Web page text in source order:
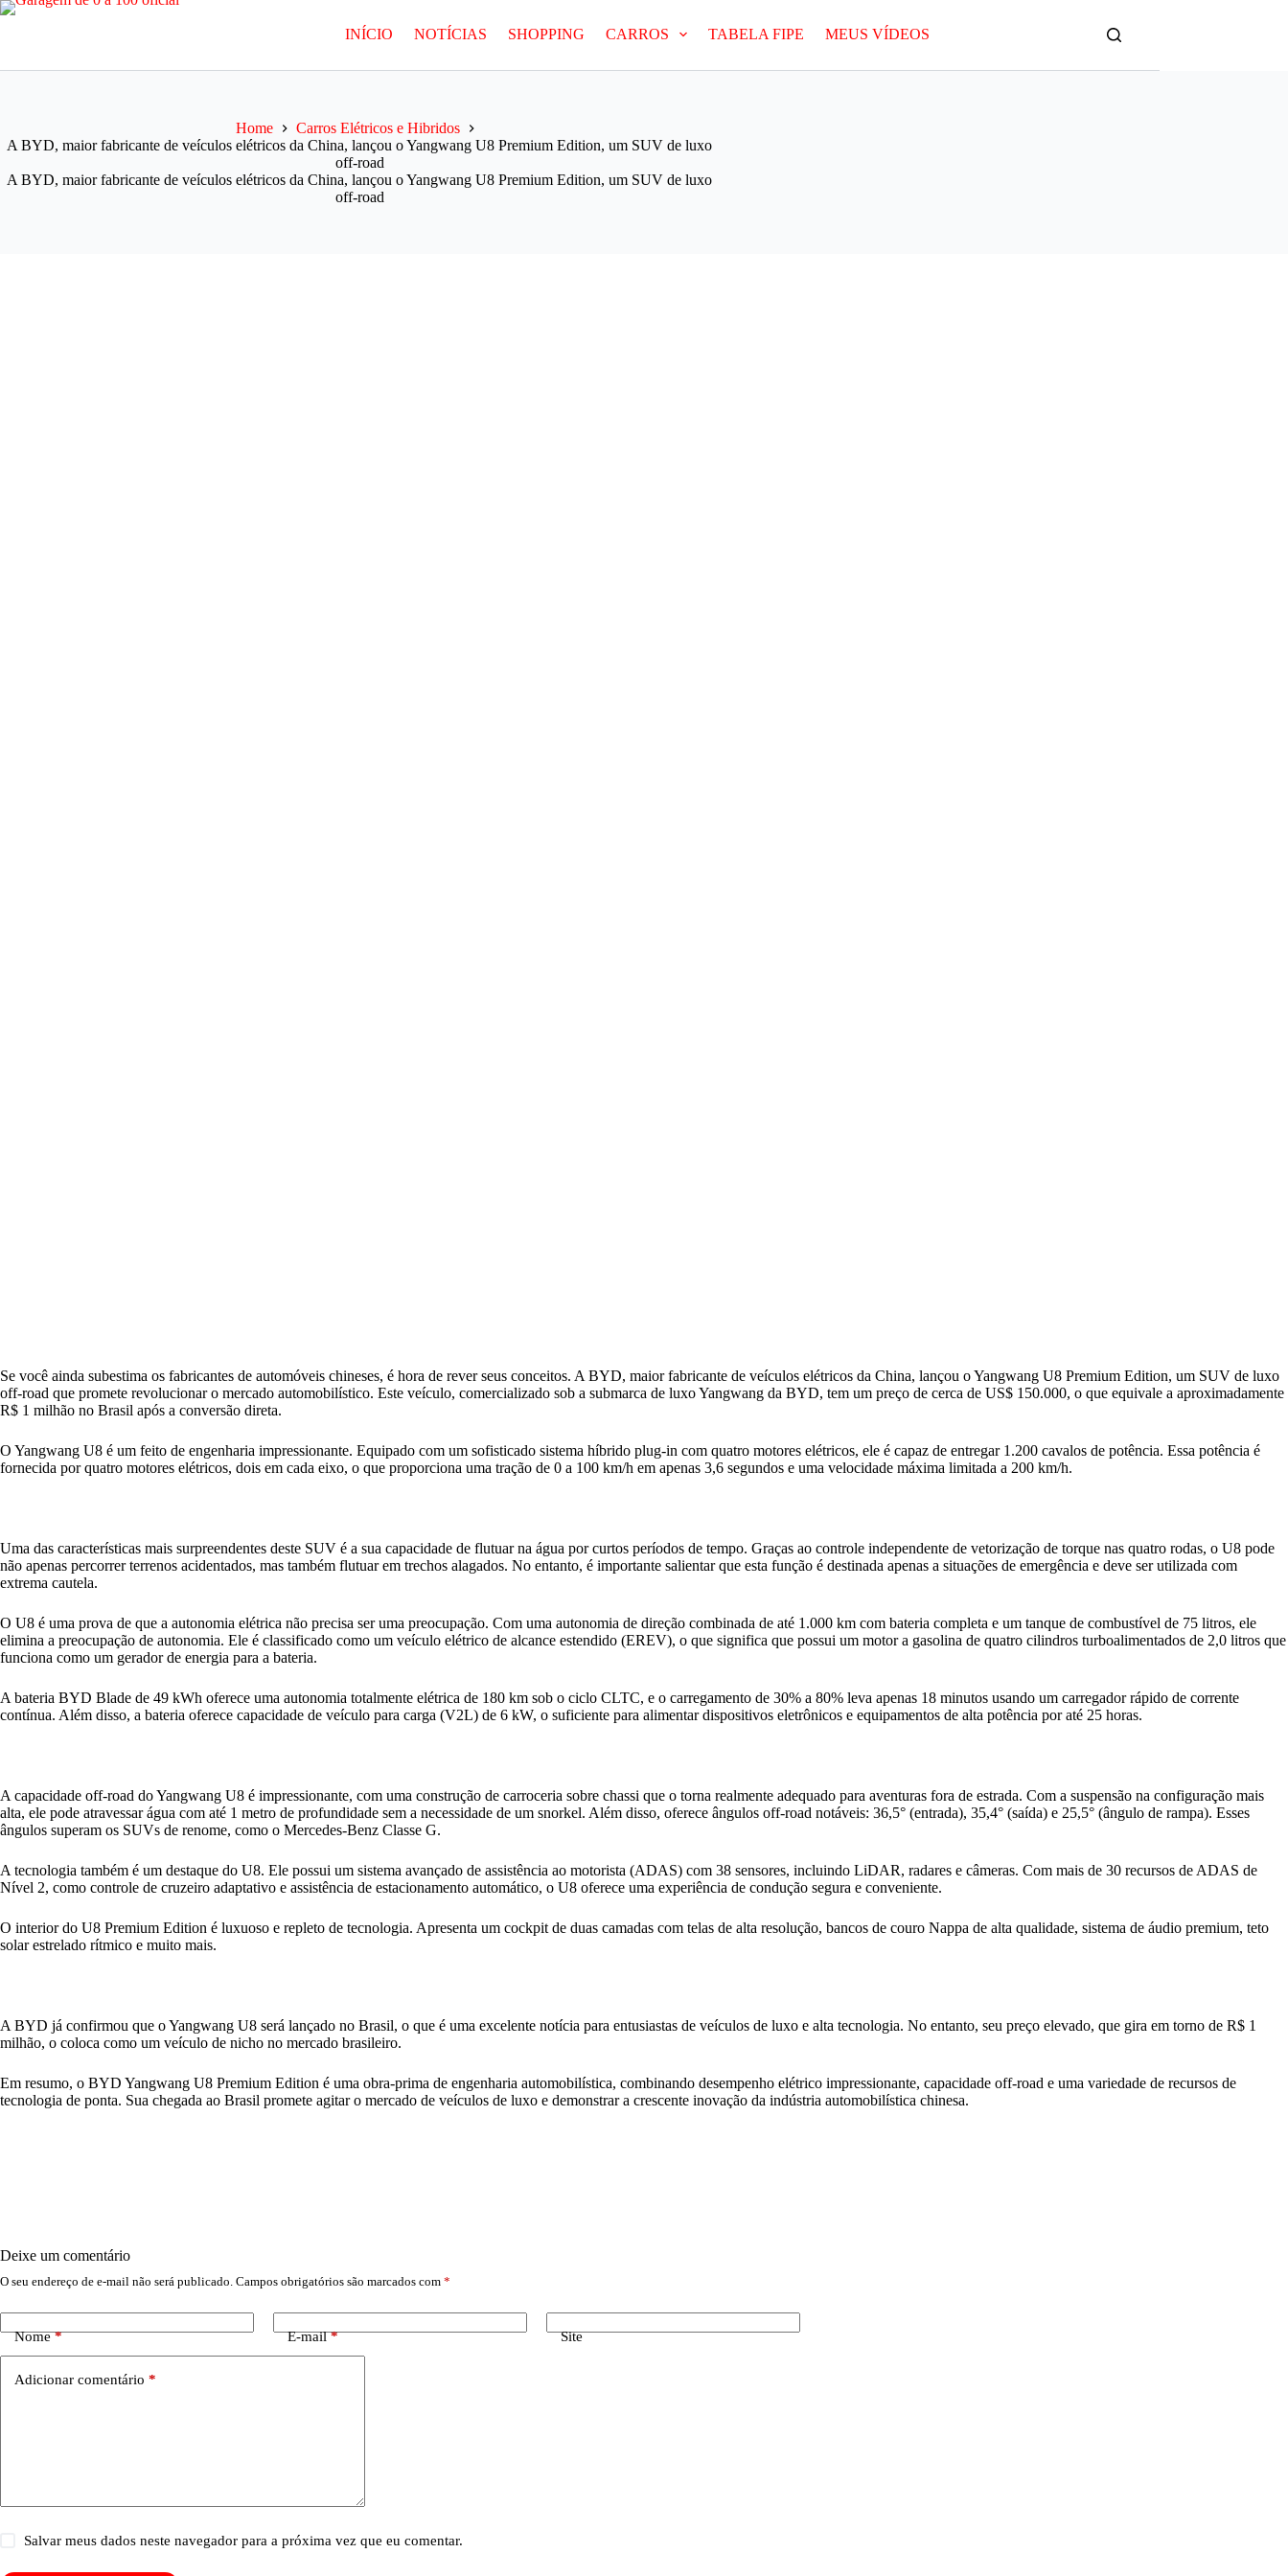
Pular
INÍCIO NOTÍCIAS SHOPPING CARROS TABELA FIPE MEUS VÍDEOS
Home
Carros Elétricos e Hibridos
A BYD, maior fabricante de veículos elétricos da China, lançou o Yangwang U8 Premium Edition, um SUV de luxo
off-road
A BYD, maior fabricante de veículos elétricos da China, lançou o Yangwang U8 Premium Edition, um SUV de luxo
off-road
Se você ainda subestima os fabricantes de automóveis chineses, é hora de rever seus conceitos. A BYD, maior fabricante de veículos elétricos da China, lançou o Yangwang U8 Premium Edition, um SUV de luxo
off-road que promete revolucionar o mercado automobilístico. Este veículo, comercializado sob a submarca de luxo Yangwang da BYD, tem um preço de cerca de US$ 150.000, o que equivale a aproximadamente
R$ 1 milhão no Brasil após a conversão direta.
O Yangwang U8 é um feito de engenharia impressionante. Equipado com um sofisticado sistema híbrido plug-in com quatro motores elétricos, ele é capaz de entregar 1.200 cavalos de potência. Essa potência é
fornecida por quatro motores elétricos, dois em cada eixo, o que proporciona uma tração de 0 a 100 km/h em apenas 3,6 segundos e uma velocidade máxima limitada a 200 km/h.
Uma das características mais surpreendentes deste SUV é a sua capacidade de flutuar na água por curtos períodos de tempo. Graças ao controle independente de vetorização de torque nas quatro rodas, o U8 pode
não apenas percorrer terrenos acidentados, mas também flutuar em trechos alagados. No entanto, é importante salientar que esta função é destinada apenas a situações de emergência e deve ser utilizada com
extrema cautela.
O U8 é uma prova de que a autonomia elétrica não precisa ser uma preocupação. Com uma autonomia de direção combinada de até 1.000 km com bateria completa e um tanque de combustível de 75 litros, ele
elimina a preocupação de autonomia. Ele é classificado como um veículo elétrico de alcance estendido (EREV), o que significa que possui um motor a gasolina de quatro cilindros turboalimentados de 2,0 litros que
funciona como um gerador de energia para a bateria.
A bateria BYD Blade de 49 kWh oferece uma autonomia totalmente elétrica de 180 km sob o ciclo CLTC, e o carregamento de 30% a 80% leva apenas 18 minutos usando um carregador rápido de corrente
contínua. Além disso, a bateria oferece capacidade de veículo para carga (V2L) de 6 kW, o suficiente para alimentar dispositivos eletrônicos e equipamentos de alta potência por até 25 horas.
A capacidade off-road do Yangwang U8 é impressionante, com uma construção de carroceria sobre chassi que o torna realmente adequado para aventuras fora de estrada. Com a suspensão na configuração mais
alta, ele pode atravessar água com até 1 metro de profundidade sem a necessidade de um snorkel. Além disso, oferece ângulos off-road notáveis: 36,5° (entrada), 35,4° (saída) e 25,5° (ângulo de rampa). Esses
ângulos superam os SUVs de renome, como o Mercedes-Benz Classe G.
A tecnologia também é um destaque do U8. Ele possui um sistema avançado de assistência ao motorista (ADAS) com 38 sensores, incluindo LiDAR, radares e câmeras. Com mais de 30 recursos de ADAS de
Nível 2, como controle de cruzeiro adaptativo e assistência de estacionamento automático, o U8 oferece uma experiência de condução segura e conveniente.
O interior do U8 Premium Edition é luxuoso e repleto de tecnologia. Apresenta um cockpit de duas camadas com telas de alta resolução, bancos de couro Nappa de alta qualidade, sistema de áudio premium, teto
solar estrelado rítmico e muito mais.
A BYD já confirmou que o Yangwang U8 será lançado no Brasil, o que é uma excelente notícia para entusiastas de veículos de luxo e alta tecnologia. No entanto, seu preço elevado, que gira em torno de R$ 1
milhão, o coloca como um veículo de nicho no mercado brasileiro.
Em resumo, o BYD Yangwang U8 Premium Edition é uma obra-prima de engenharia automobilística, combinando desempenho elétrico impressionante, capacidade off-road e uma variedade de recursos de
tecnologia de ponta. Sua chegada ao Brasil promete agitar o mercado de veículos de luxo e demonstrar a crescente inovação da indústria automobilística chinesa.
Deixe um comentário
O seu endereço de e-mail não será publicado. Campos obrigatórios são marcados com *
Nome* E-mail* Site
Adicionar comentário *
Salvar meus dados neste navegador para a próxima vez que eu comentar.